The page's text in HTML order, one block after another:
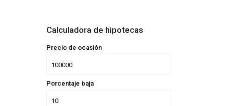
Calculadora de hipotecas
Precio de ocasión
Porcentaje baja